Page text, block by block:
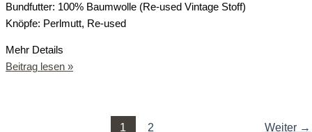
Bundfutter: 100% Baumwolle (Re-used Vintage Stoff)
Knöpfe: Perlmutt, Re-used
Mehr Details
Beitrag lesen »
1 2 Weiter →